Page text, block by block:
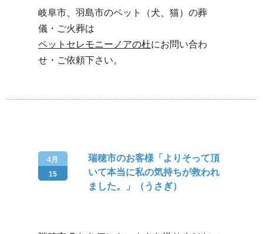
岐阜市、羽島市のペット（犬、猫）の葬
儀・ご火葬は
ペットセレモニーノアの杜にお問い合わ
せ・ご依頼下さい。
4月
15
瑞穂市のお客様「よりそって頂
いて本当に私の気持ちが救われ
ました。」（うさぎ）